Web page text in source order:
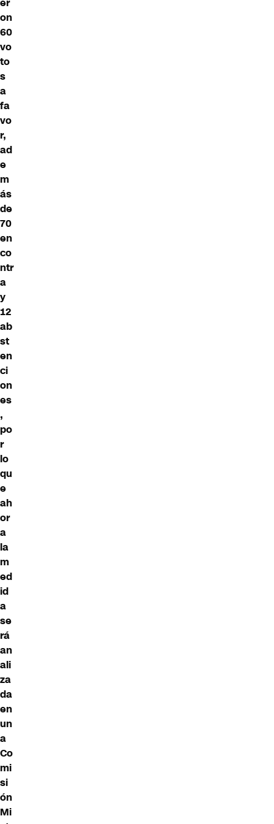
on
60
vo
to
s
a
fa
vo
r,
ad
e
m
ás
de
70
en
co
ntr
a
y
12
ab
st
en
ci
on
es
,
po
r
lo
qu
e
ah
or
a
la
m
ed
id
a
se
rá
an
ali
za
da
en
un
a
Co
mi
si
ón
Mi